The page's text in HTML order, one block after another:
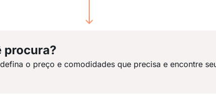
procura?
o preço e comodidades que precisa e encontre